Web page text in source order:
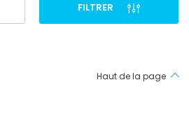
FILTRER
Haut de la page